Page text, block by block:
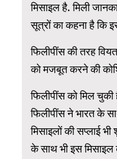
मिसाइल है. मिली
सूत्रों का कहना है कि
फिलीपींस की तरह
को मजबूत करने की
फिलीपींस को मिल चुकी
फिलीपींस ने भारत के
मिसाइलों की सप्लाई
के साथ भी इस मिसाइल